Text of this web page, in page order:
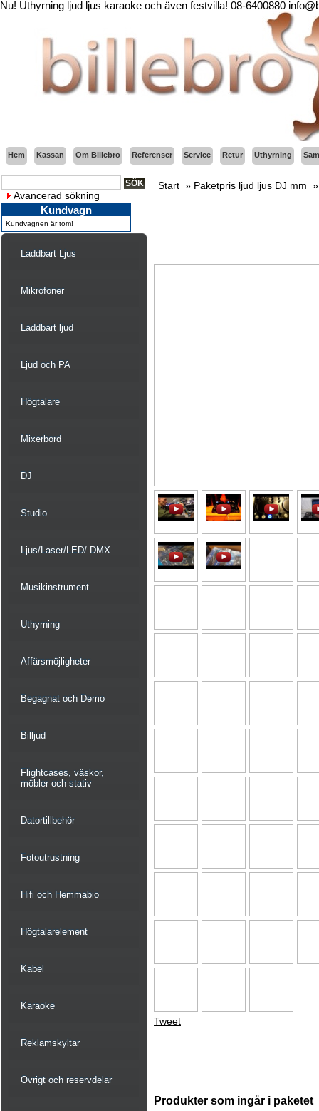
Nu! Uthyrning ljud ljus karaoke och även festvilla! 08-6400880
Hem Kassan Om Billebro Referenser Service Retur Uthyrning
Avancerad sökning
Kundvagn
Kundvagnen är tom!
Laddbart Ljus
Mikrofoner
Laddbart ljud
Ljud och PA
Högtalare
Mixerbord
DJ
Studio
Ljus/Laser/LED/ DMX
Musikinstrument
Uthyrning
Affärsmöjligheter
Begagnat och Demo
Billjud
Flightcases, väskor,
möbler och stativ
Datortillbehör
Fotoutrustning
Hifi och Hemmabio
Högtalarelement
Kabel
Karaoke
Reklamskyltar
Övrigt och reservdelar
Start » Paketpris ljud ljus DJ mm
Tweet
Produkter som ingår i paketet